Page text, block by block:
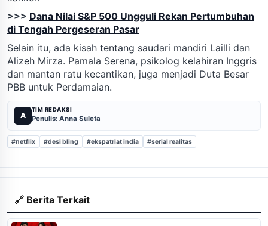
>>> Dana Nilai S&P 500 Ungguli Rekan Pertumbuhan
di Tengah Pergeseran Pasar
Selain itu, ada kisah tentang saudari mandiri Lailli dan
Alizeh Mirza. Pamala Serena, psikolog kelahiran Inggris
dan mantan ratu kecantikan, juga menjadi Duta Besar
PBB untuk Perdamaian.
A
TIM REDAKSI
Penulis: Anna Suleta
#netflix #desi bling #ekspatriat india #serial realitas
🔗 Berita Terkait